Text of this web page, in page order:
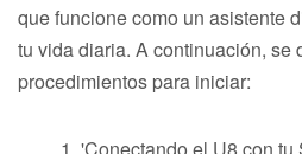
que funcione como un asistente
tu vida diaria. A continuación, se
procedimientos para iniciar:
'Conectando el U8 con tu